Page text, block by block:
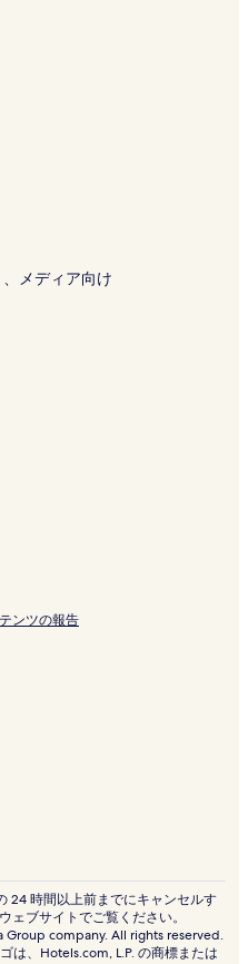
メディア向け
ンツの報告
24 時間以上前までにキャンセルす
ェブサイトでご覧ください。
Group company. All rights reserved.
は、Hotels.com, L.P. の商標または